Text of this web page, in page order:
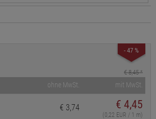
- 47 %
€ 8,45*
ohne MwSt. mit MwSt.
€ 3,74 € 4,45
(0,22 EUR / 1 m)